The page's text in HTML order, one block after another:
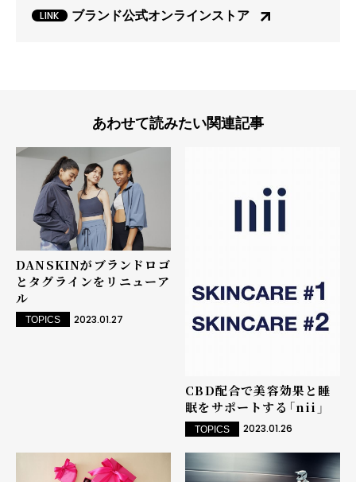
ブランド公式オンラインストア
あわせて読みたい関連記事
DANSKINがブランドロゴ
とタグラインをリニューア
ル
TOPICS 2023.01.27
CBD配合で美容効果と睡
眠をサポートする「nii」
TOPICS 2023.01.26